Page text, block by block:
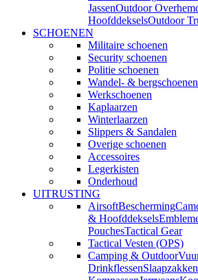
JassenOutdoor
HoofddekselsOutdoor
SCHOENEN
Militaire schoenen
Security schoenen
Politie schoenen
Wandel- & bergschoenen
Werkschoenen
Kaplaarzen
Winterlaarzen
Slippers & Sandalen
Overige schoenen
Accessoires
Legerkisten
Onderhoud
UITRUSTING
AirsoftBescherming
& Hoofddeksels
PouchesTactical Gear
Tactical Vesten (OPS)
Camping & Outdoor
DrinkflessenSlaapzakken